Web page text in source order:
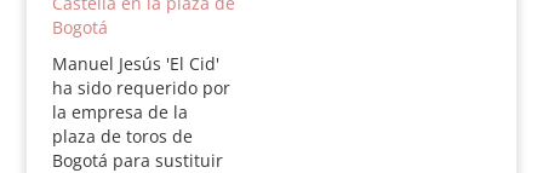
Cayetano y Daniel
Ruiz. Orden de lidia:
1º Número 1. Fígaro.
Colorao. 559 kilos. 2º
Número 23. Conde.
Negro. 540 kilos. 3º
Número 14. Defensa.
Bogotá
Manuel Jesús 'El Cid'
ha sido requerido por
la empresa de la
plaza de toros de
Bogotá para sustituir